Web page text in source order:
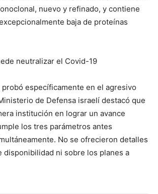
nuevo y refinado, y contiene
baja de proteínas
neutralizar el Covid-19
probó específicamente en el agresivo
de Defensa israelí destacó que
institución en lograr un avance
los tres parámetros antes
No se ofrecieron detalles
disponibilidad ni sobre los planes a